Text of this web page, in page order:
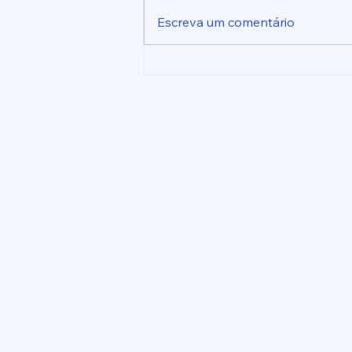
Oficio n° 048/2026
Escreva um comentário